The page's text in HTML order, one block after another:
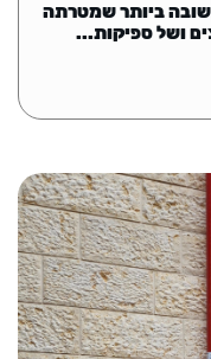
ביותר שמטרתה
ושל ספיקות...